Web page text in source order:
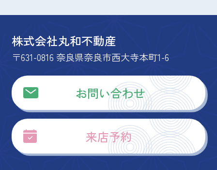
株式会社丸和不動産
〒631-0816 奈良県奈良市西大寺本町1-6
お問い合わせ
来店予約